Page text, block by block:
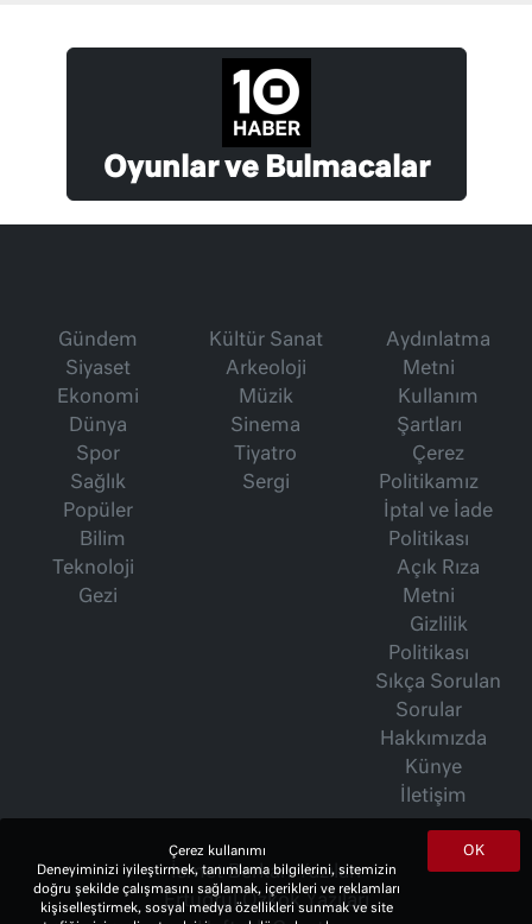
Oyunlar ve Bulmacalar
Gündem
Siyaset
Ekonomi
Dünya
Spor
Sağlık
Popüler
Bilim
Teknoloji
Gezi
Kültür Sanat
Arkeoloji
Müzik
Sinema
Tiyatro
Sergi
Aydınlatma
Metni
Kullanım
Şartları
Çerez
Politikamız
İptal ve İade
Politikası
Açık Rıza
Metni
Gizlilik
Politikası
Sıkça Sorulan
Sorular
Hakkımızda
Künye
İletişim
İsmet Berkan Yazıları
Ertuğrul Özkök Yazıları
OK
Çerez kullanımı
Deneyiminizi iyileştirmek, tanımlama bilgilerini, sitemizin
doğru şekilde çalışmasını sağlamak, içerikleri ve reklamları
kişiselleştirmek, sosyal medya özellikleri sunmak ve site